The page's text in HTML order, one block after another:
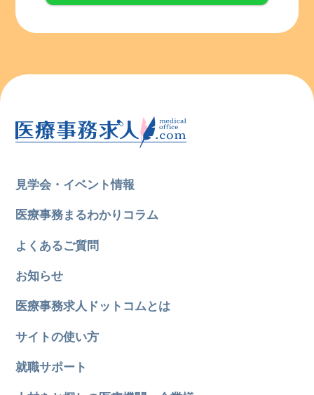
見学会・イベント情報
医療事務まるわかりコラム
よくあるご質問
お知らせ
医療事務求人ドットコムとは
サイトの使い方
就職サポート